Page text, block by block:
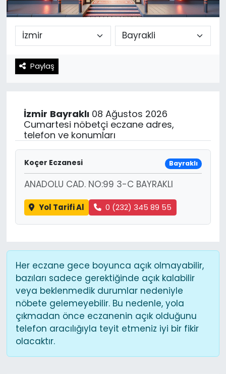
Paylaş
İzmir Bayraklı08 Ağustos 2026
Cumartesi nöbetçi eczane adres,
telefon ve konumları
Koçer Eczanesi Bayraklı
ANADOLU CAD. NO:99 3-C BAYRAKLI
Yol Tarifi Al 0 (232) 345 89 55
Her eczane gece boyunca açık olmayabilir,
bazıları sadece gerektiğinde açık kalabilir
veya beklenmedik durumlar nedeniyle
nöbete gelemeyebilir. Bu nedenle, yola
çıkmadan önce eczanenin açık olduğunu
telefon aracılığıyla teyit etmeniz iyi bir fikir
olacaktır.
Spor
Teknoloji
Resmi İlanlar
Teknoloji
Yaşam
Künye
İletişim